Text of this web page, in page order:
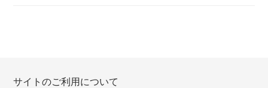
サイトのご利用について